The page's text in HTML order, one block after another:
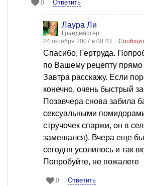
0 Ответить
Лаура Ли
Грандмастер
24 октября 2007 в 00:43
Спасибо, Гертруда.
по Вашему рецепту прямо
Завтра расскажу. Если
конечно, очень быстрый
Позавчера снова забила
сексуальными
стручочек спаржи, он в
замешался). Вчера еще
сегодня усолилось и так
Попробуйте, не пожалете
0 Ответить